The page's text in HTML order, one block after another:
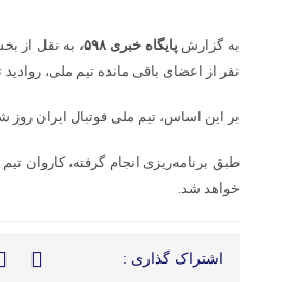
به گزارش پایگاه خبری ۵۹۸،
به نقل از
نفر از اعضای باقی مانده تیم ملی،
بر این اساس، تیم ملی فوتبال ایران روز شنبه ۱۶ خرداد در ساعت ۱۵:۲۰ به وقت ترکیه عازم تیخوانای
خواهد شد.
اشتراک گذاری :